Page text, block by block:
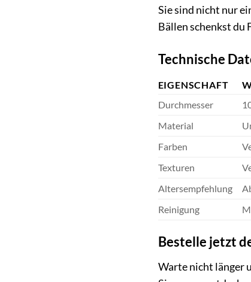
Sie sind nicht nur
Bällen schenkst du
Technische
EIGENSCHAFT
Durchmesser
Material
Farben
Texturen
Altersempfehlung
Reinigung
Bestelle jetzt
Warte nicht länger